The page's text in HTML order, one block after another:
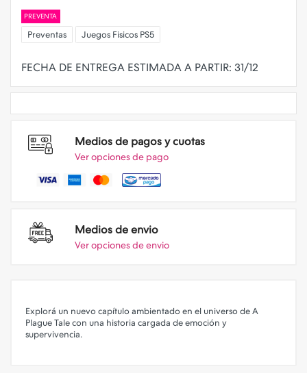
PREVENTA
Preventas Juegos Fisicos PS5
Medios de pagos y cuotas
Ver opciones de pago
Medios de envio
Ver opciones de envio
Explorá un nuevo capítulo ambientado en el universo de A
Plague Tale con una historia cargada de emoción y
supervivencia.